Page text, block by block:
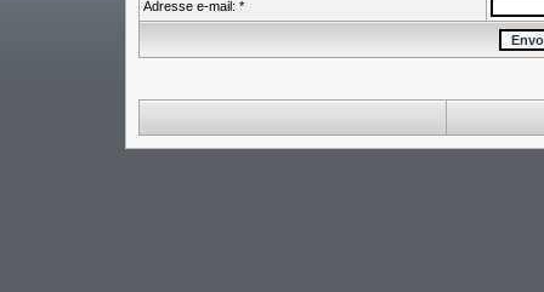
Adresse e-mail: *